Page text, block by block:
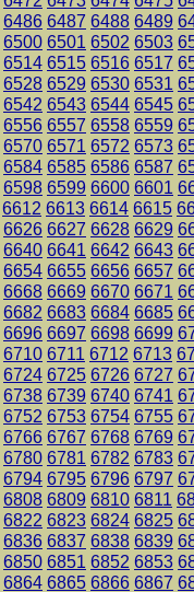
6486 6487 6488 6489
6500 6501 6502 6503
6514 6515 6516 6517
6528 6529 6530 6531
6542 6543 6544 6545
6556 6557 6558 6559
6570 6571 6572 6573
6584 6585 6586 6587
6598 6599 6600 6601
6612 6613 6614 6615
6626 6627 6628 6629
6640 6641 6642 6643
6654 6655 6656 6657
6668 6669 6670 6671
6682 6683 6684 6685
6696 6697 6698 6699
6710 6711 6712 6713
6724 6725 6726 6727
6738 6739 6740 6741
6752 6753 6754 6755
6766 6767 6768 6769
6780 6781 6782 6783
6794 6795 6796 6797
6808 6809 6810 6811
6822 6823 6824 6825
6836 6837 6838 6839
6850 6851 6852 6853
6864 6865 6866 6867